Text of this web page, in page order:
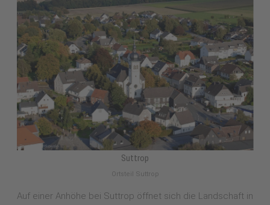
Suttrop
Ortsteil Suttrop
Auf einer Anhöhe bei Suttrop öffnet sich die Landschaft in